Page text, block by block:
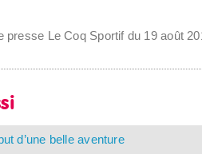
presse Le Coq Sportif du 19 août
d’une belle aventure